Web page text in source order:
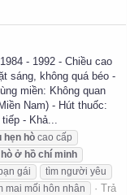
- 1992 - Chiều cao
sáng, không quá béo -
miền: Không quan
Nam) - Hút thuốc:
- Khả...
hẹn hò cao cấp
hò ở hồ chí minh
gái
tìm người yêu
mai mối hôn nhân
Trả